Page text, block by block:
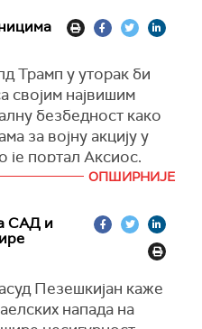
Ватра - бум".
неприхватљиву,
о разарањима која је
у Ирану, као и о
али би могла
региона Персијског
да ће им присуство
и додао да су
показали да то
сигурност,
пренела је
Мехр.
и Пакистан и
сада су још ближи. Он
одржане у
се Калибаф том
интересе
на решавању
Џазира.
наду да
Трамп у уторак би
својим највишим
безбедност како
за војну акцију у
је портал Аксиос,
званичника.
ОПШИРНИЈЕ
САД и
Пезешкијан каже
напада на